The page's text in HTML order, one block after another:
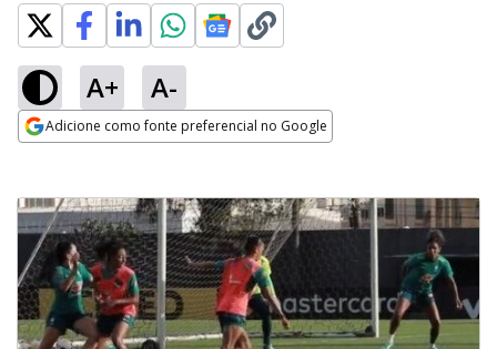
A+ A-
Adicione como fonte preferencial no Google